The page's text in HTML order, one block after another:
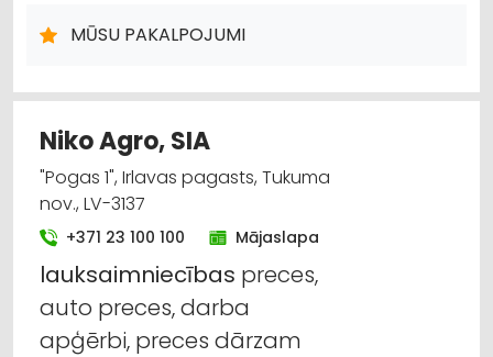
MŪSU PAKALPOJUMI
Niko Agro, SIA
"Pogas 1", Irlavas pagasts, Tukuma
nov., LV-3137
+371 23 100 100 Mājaslapa
lauksaimniecības preces,
auto preces, darba
apģērbi, preces dārzam